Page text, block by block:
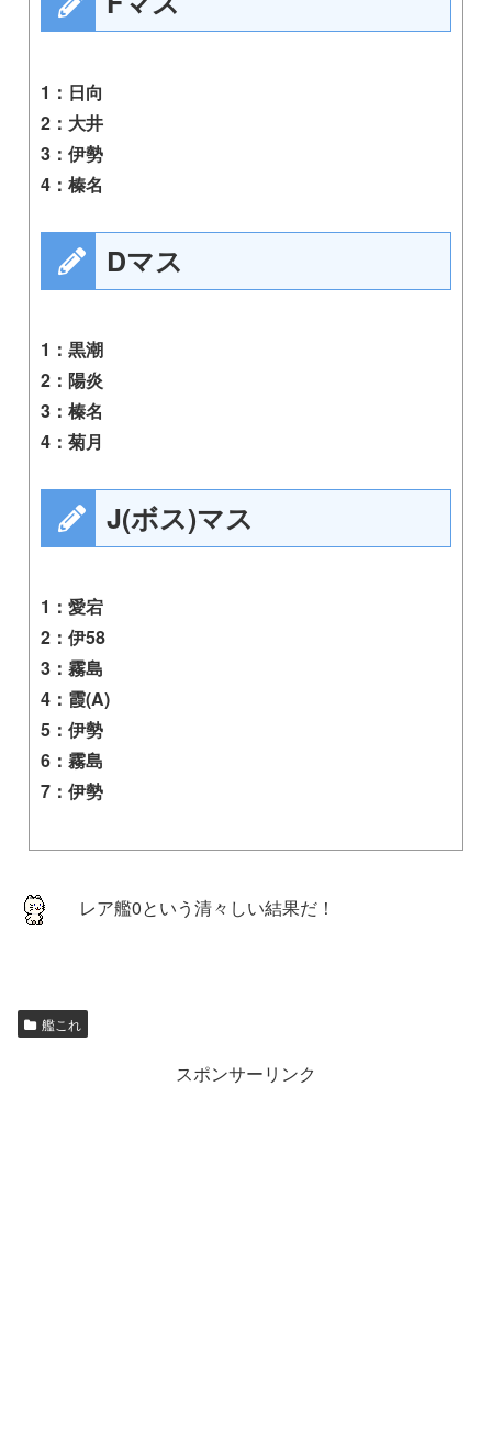
1：日向
2：大井
3：伊勢
4：榛名
Dマス
1：黒潮
2：陽炎
3：榛名
4：菊月
J(ボス)マス
1：愛宕
2：伊58
3：霧島
4：霞(A)
5：伊勢
6：霧島
7：伊勢
レア艦0という清々しい結果だ！
艦これ
スポンサーリンク